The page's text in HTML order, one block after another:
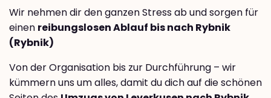
Wir nehmen dir den ganzen Stress ab und sorgen für
einen reibungslosen Ablauf bis nach Rybnik
(Rybnik)
Von der Organisation bis zur Durchführung – wir
kümmern uns um alles, damit du dich auf die schönen